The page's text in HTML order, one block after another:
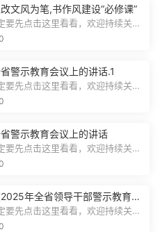
文风为笔,书作风建设“必修课”
要先点击这里看看，欢迎持续关
天推送预览结束，本文...
警示教育会议上的讲话.1
要先点击这里看看，欢迎持续关
天推送预览结束，本文...
警示教育会议上的讲话
要先点击这里看看，欢迎持续关
天推送预览结束，本文...
年全省领导干部警示教育会
要先点击这里看看，欢迎持续关
天推送预览结束，本文...